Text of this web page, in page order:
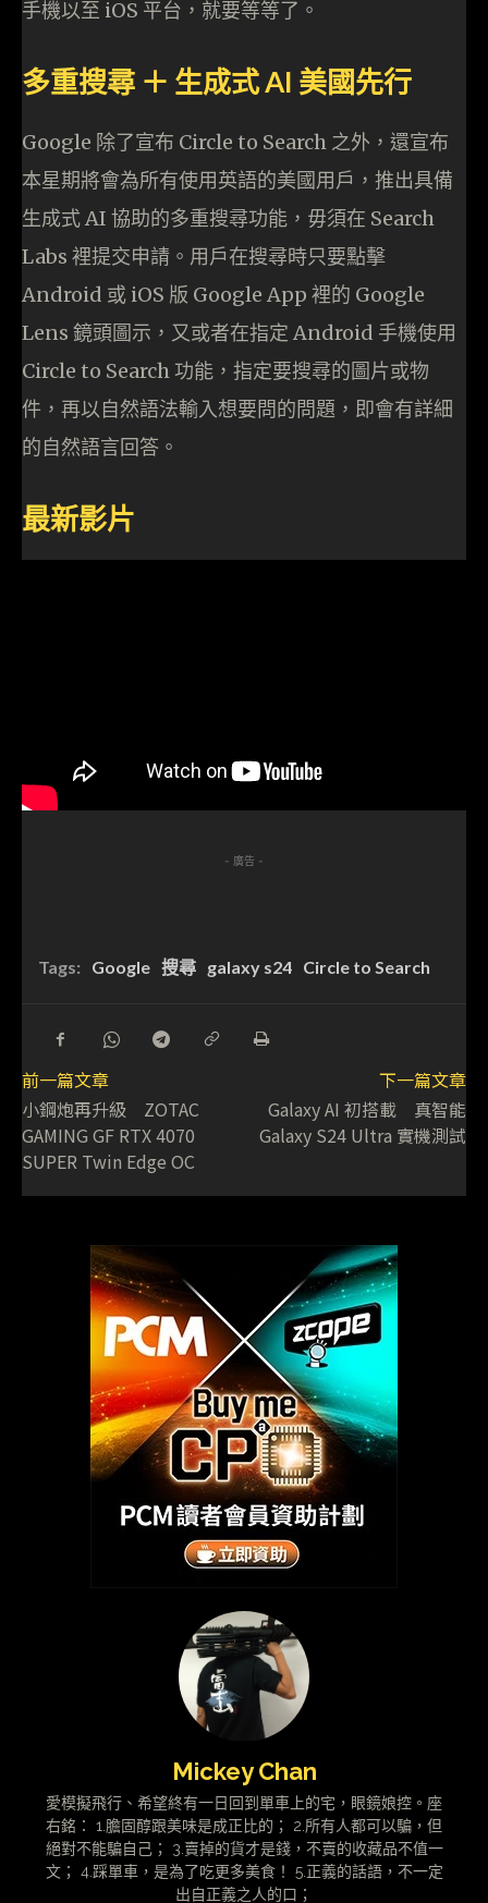
手機以至 iOS 平台，就要等等了。
多重搜尋 ＋ 生成式 AI 美國先行
Google 除了宣布 Circle to Search 之外，還宣布
本星期將會為所有使用英語的美國用戶，推出具備
生成式 AI 協助的多重搜尋功能，毋須在 Search
Labs 裡提交申請。用戶在搜尋時只要點擊
Android 或 iOS 版 Google App 裡的 Google
Lens 鏡頭圖示，又或者在指定 Android 手機使用
Circle to Search 功能，指定要搜尋的圖片或物
件，再以自然語法輸入想要問的問題，即會有詳細
的自然語言回答。
最新影片
- 廣告 -
Tags: Google 搜尋 galaxy s24 Circle to Search
前一篇文章
小鋼炮再升級 ZOTAC
GAMING GF RTX 4070
SUPER Twin Edge OC
下一篇文章
Galaxy AI 初搭載 真智能
Galaxy S24 Ultra 實機測試
Mickey Chan
愛模擬飛行、希望終有一日回到單車上的宅，眼鏡娘控。座
右銘： 1.膽固醇跟美味是成正比的； 2.所有人都可以騙，但
絕對不能騙自己； 3.賣掉的貨才是錢，不賣的收藏品不值一
文； 4.踩單車，是為了吃更多美食！ 5.正義的話語，不一定
出自正義之人的口；